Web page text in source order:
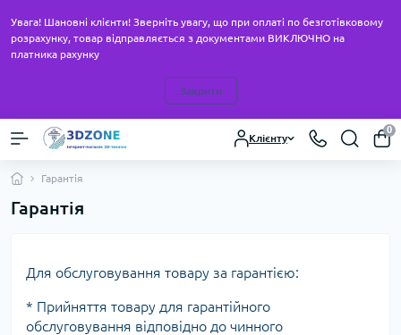
Увага! Шановні клієнти! Зверніть увагу, що при оплаті по безготівковому
розрахунку, товар відправляється з документами ВИКЛЮЧНО на
платника рахунку
Закрити
Клієнту
0
Гарантія
Гарантія
Для обслуговування товару за гарантією:
* Прийняття товару для гарантійного
обслуговування відповідно до чинного